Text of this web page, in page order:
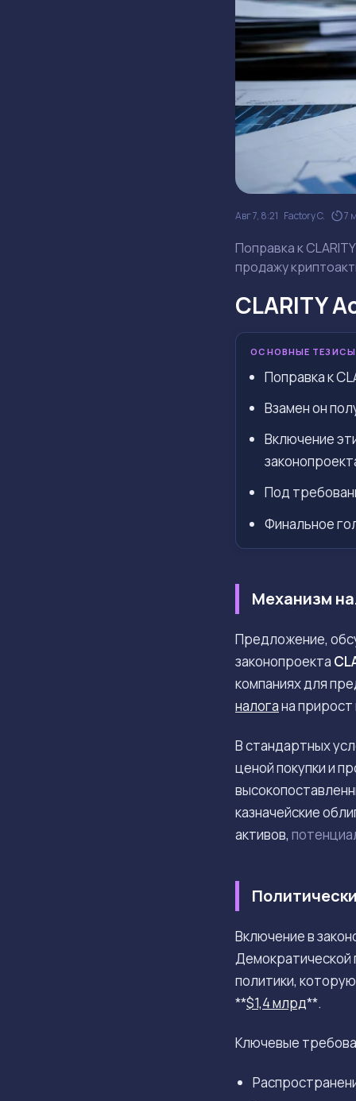
Авг 7, 8:21 Factory C. 7
Поправка к
продажу
CLARITY
ОСНОВНЫЕ ТЕЗИСЫ
Поправка к
Взамен он
Включение
Под
Финальное
Механизм
Предложение,
законопроекта
компаниях для
налогана прирост
В стандартных
ценой покупки и
казначейские
активов,
Включение в
Демократической
политики,
**$1,4 млрд**.
Ключевые